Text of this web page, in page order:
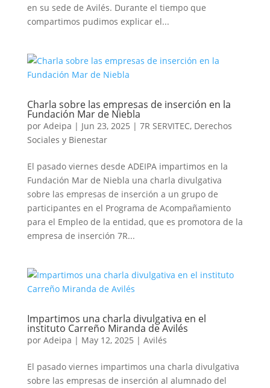
en su sede de Avilés. Durante el tiempo que
compartimos pudimos explicar el...
Charla sobre las empresas de inserción en la
Fundación Mar de Niebla
por Adeipa | Jun 23, 2025 | 7R SERVITEC, Derechos
Sociales y Bienestar
El pasado viernes desde ADEIPA impartimos en la
Fundación Mar de Niebla una charla divulgativa
sobre las empresas de inserción a un grupo de
participantes en el Programa de Acompañamiento
para el Empleo de la entidad, que es promotora de la
empresa de inserción 7R...
Impartimos una charla divulgativa en el
instituto Carreño Miranda de Avilés
por Adeipa | May 12, 2025 | Avilés
El pasado viernes impartimos una charla divulgativa
sobre las empresas de inserción al alumnado del